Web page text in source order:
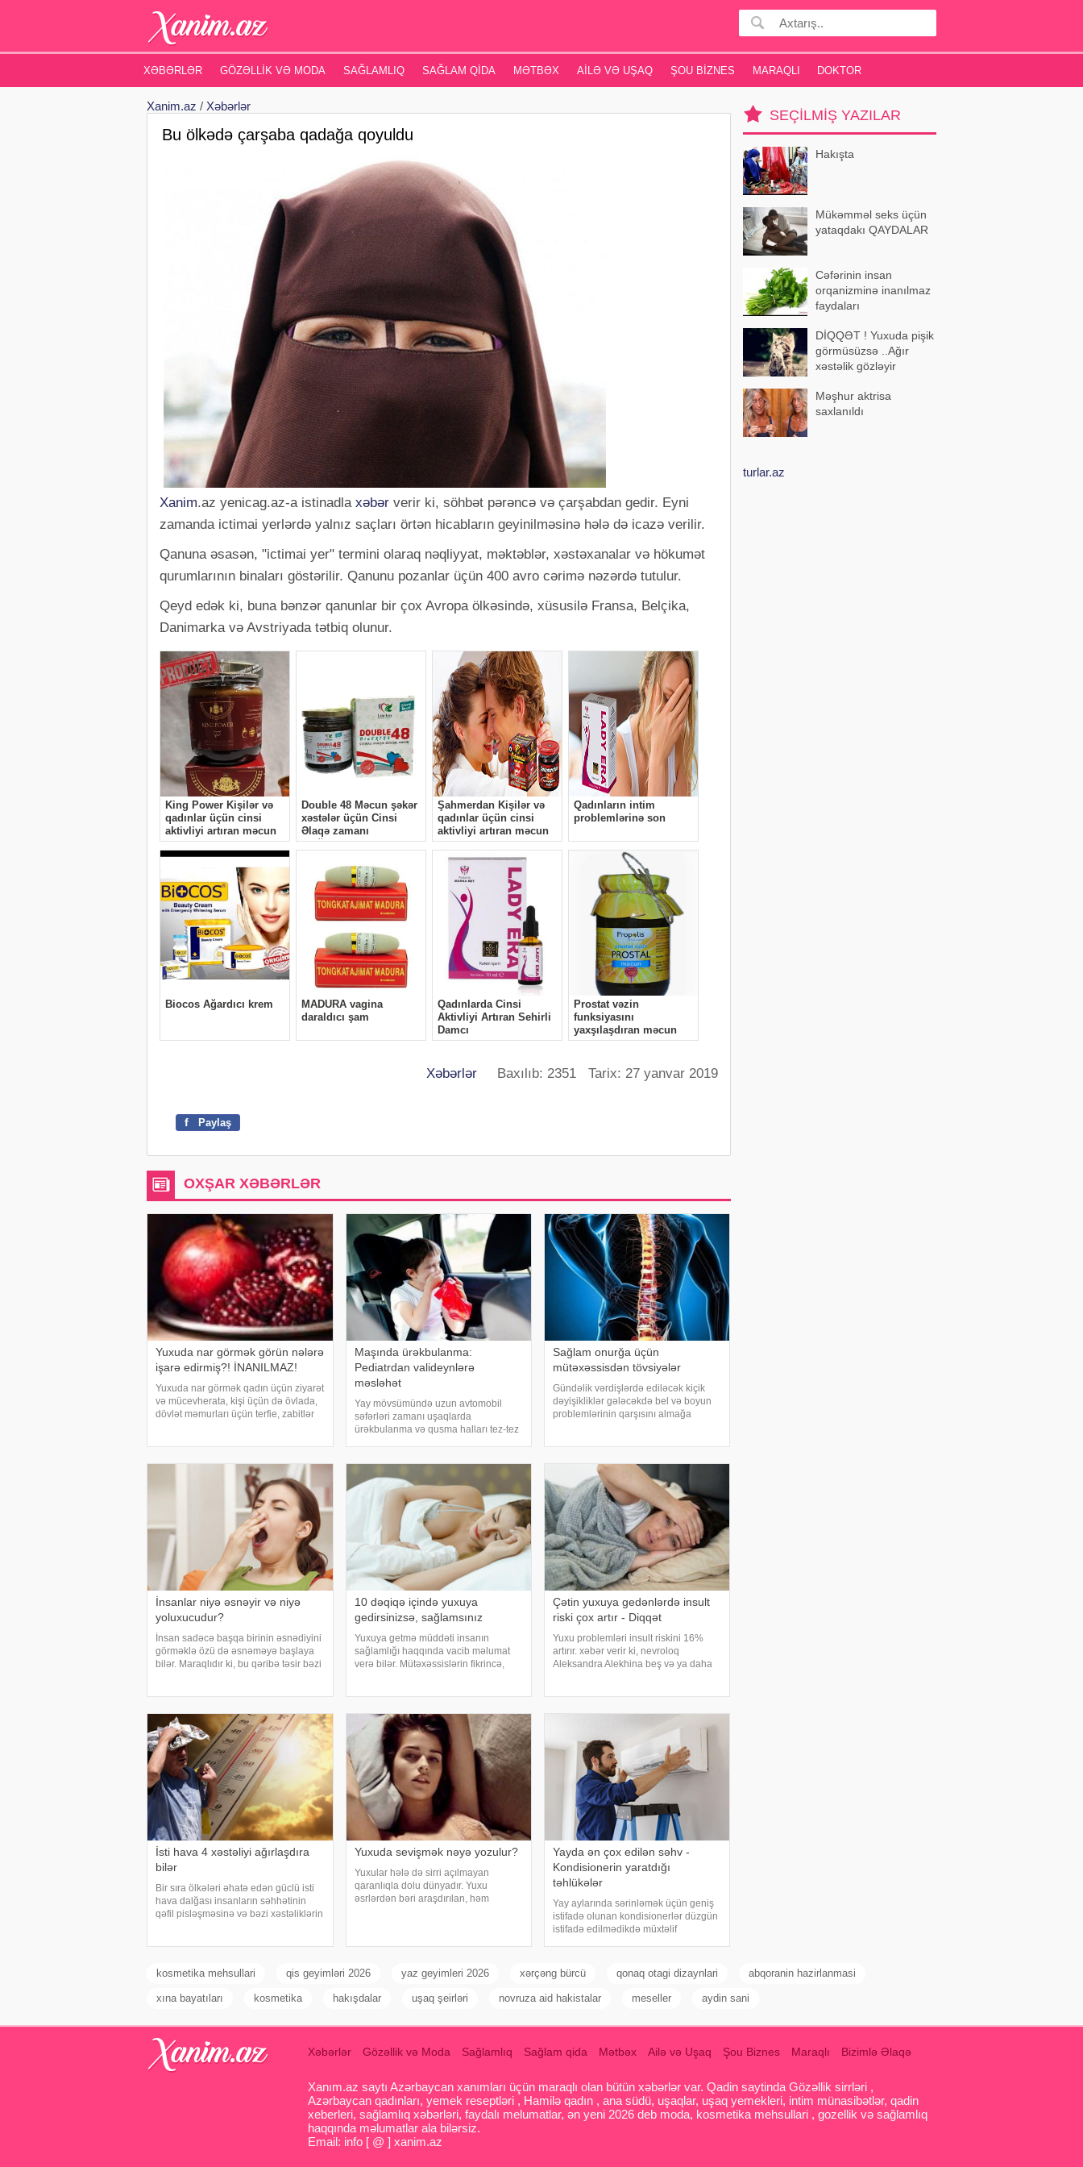
XƏBƏRLƏR GÖZƏLLIK VƏ MODA SAĞLAMLIQ SAĞLAM QIDA MƏTBƏX AILƏ VƏ UŞAQ ŞOU BIZNES MARAQLI DOKTOR
Xanim.az / Xəbərlər
Bu ölkədə çarşaba qadağa qoyuldu
Xanim.az yenicag.az-a istinadla xəbər verir ki, söhbət pərəncə və çarşabdan gedir. Eyni
zamanda ictimai yerlərdə yalnız saçları örtən hicabların geyinilməsinə hələ də icazə verilir.
Qanuna əsasən, "ictimai yer" termini olaraq nəqliyyat, məktəblər, xəstəxanalar və hökumət
qurumlarının binaları göstərilir. Qanunu pozanlar üçün 400 avro cərimə nəzərdə tutulur.
Qeyd edək ki, buna bənzər qanunlar bir çox Avropa ölkəsində, xüsusilə Fransa, Belçika,
Danimarka və Avstriyada tətbiq olunur.
Xəbərlər Baxılıb: 2351 Tarix: 27 yanvar 2019
f Paylaş
OXŞAR XƏBƏRLƏR
Yuxuda nar görmək görün nələrə
işarə edirmiş?! İNANILMAZ!
Yuxuda nar görmək qadın üçün ziyarət
və mücevherata, kişi üçün də övlada,
dövlət məmurları üçün terfie, zabitlər
Maşında ürəkbulanma:
Pediatrdan valideynlərə
məsləhət
Yay mövsümündə uzun avtomobil
səfərləri zamanı uşaqlarda
ürəkbulanma və qusma halları tez-tez
gələn siqnallar arasındakı
uyğunsuzluqda
Sağlam onurğa üçün
mütəxəssisdən tövsiyələr
Gündəlik vərdişlərdə ediləcək kiçik
dəyişikliklər gələcəkdə bel və boyun
problemlərinin qarşısını almağa
onurğanın sağlam qalmasınd
İnsanlar niyə əsnəyir və niyə
yoluxucudur?
İnsan sadəcə başqa birinin əsnədiyini
görməklə özü də əsnəməyə başlaya
bilər. Maraqlıdır ki, bu qəribə təsir bəzi
10 dəqiqə içində yuxuya
gedirsinizsə, sağlamsınız
Yuxuya getmə müddəti insanın
sağlamlığı haqqında vacib məlumat
verə bilər. Mütəxəssislərin fikrincə,
sözlərinə görə
Çətin yuxuya gedənlərdə insult
riski çox artır - Diqqət
Yuxu problemləri insult riskini 16%
artırır. xəbər verir ki, nevroloq
Aleksandra Alekhina beş və ya daha
həyat
İsti hava 4 xəstəliyi ağırlaşdıra
bilər
Bir sıra ölkələri əhatə edən güclü isti
hava dalğası insanların səhhətinin
qəfil pisləşməsinə və bəzi xəstəliklərin
Yuxuda sevişmək nəyə yozulur?
Yuxular hələ də sirri açılmayan
qaranlıqla dolu dünyadır. Yuxu
əsrlərdən bəri araşdırılan, həm
Yayda ən çox edilən səhv -
Kondisionerin yaratdığı
təhlükələr
Yay aylarında sərinləmək üçün geniş
istifadə olunan kondisionerlər düzgün
istifadə edilmədikdə müxtəlif
dəyişiklikləri, quru hava və baxımsız
kondisionerlərd
SEÇILMIŞ YAZILAR
Hakışta
Mükəmməl seks üçün
yataqdakı QAYDALAR
Cəfərinin insan
orqanizminə inanılmaz
faydaları
DİQQƏT ! Yuxuda pişik
görmüsüzsə ..Ağır
xəstəlik gözləyir
Məşhur aktrisa
saxlanıldı
turlar.az
kosmetika mehsullari qis geyimləri 2026 yaz geyimleri 2026 xərçəng bürcü qonaq otagi dizaynlari abqoranin hazirlanmasi
xına bayatıları kosmetika hakışdalar uşaq şeirləri novruza aid hakistalar meseller aydin sani
Xəbərlər Gözəllik və Moda Sağlamlıq Sağlam qida Mətbəx Ailə və Uşaq Şou Biznes Maraqlı Bizimlə Əlaqə
Xanım.az saytı Azərbaycan xanımları üçün maraqlı olan bütün xəbərlər var. Qadin saytinda Gözəllik sirrləri ,
Azərbaycan qadınları, yemek reseptləri , Hamilə qadın , ana südü, uşaqlar, uşaq yemekleri, intim münasibətlər, qadin
xeberleri, sağlamlıq xəbərləri, faydalı melumatlar, ən yeni 2026 deb moda, kosmetika mehsullari , gozellik və sağlamlıq
haqqında məlumatlar ala bilərsiz.
Email: info [ @ ] xanim.az